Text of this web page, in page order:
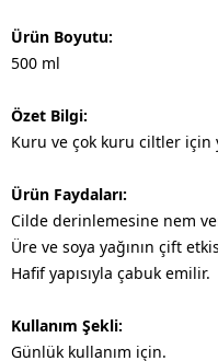
Ürün Boyutu:
500 ml
Özet Bilgi:
Kuru ve çok kuru ciltler
Ürün Faydaları:
Cilde derinlemesine nem
Üre ve soya yağının çift
Hafif yapısıyla çabuk emilir.
Kullanım Şekli:
Günlük kullanım için.